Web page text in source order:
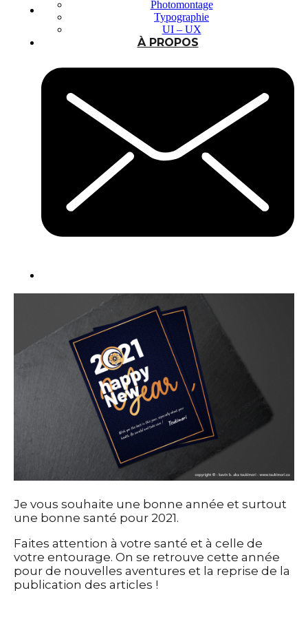
Photomontage
Typographie
UI – UX
À PROPOS
Je vous souhaite une bonne année et surtout
une bonne santé pour 2021.
Faites attention à votre santé et à celle de
votre entourage. On se retrouve cette année
pour de nouvelles aventures et la reprise de la
publication des articles !